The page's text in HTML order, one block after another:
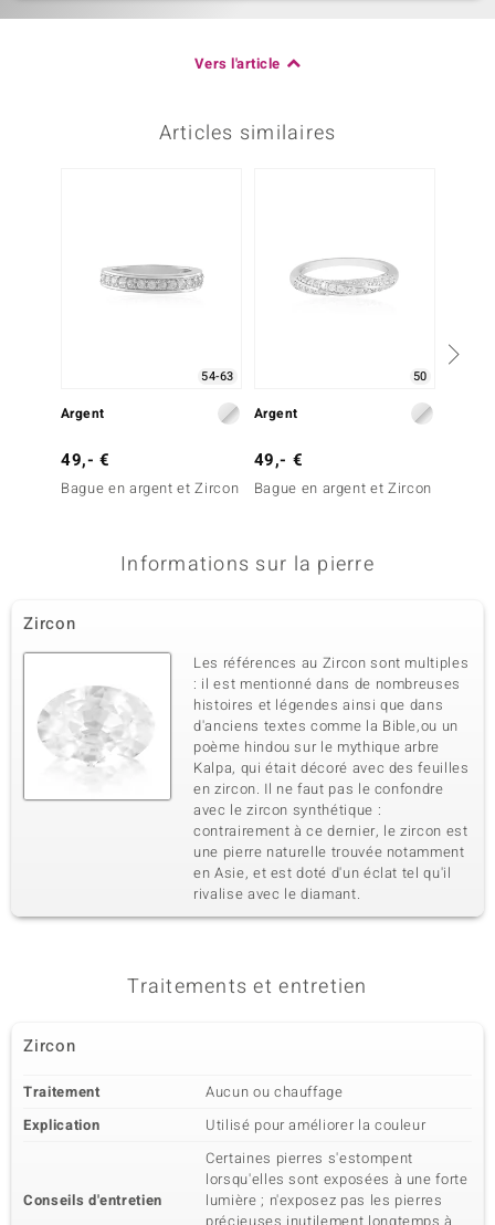
Vers l'article
Articles similaires
54-63
Argent
49,- €
Bague en argent et Zircon
50
Argent
49,- €
Bague en argent et Zircon
Informations sur la pierre
Zircon
Les références au Zircon sont multiples
: il est mentionné dans de nombreuses
histoires et légendes ainsi que dans
d'anciens textes comme la Bible,ou un
poème hindou sur le mythique arbre
Kalpa, qui était décoré avec des feuilles
en zircon. Il ne faut pas le confondre
avec le zircon synthétique :
contrairement à ce dernier, le zircon est
une pierre naturelle trouvée notamment
en Asie, et est doté d'un éclat tel qu'il
rivalise avec le diamant.
Traitements et entretien
Zircon
Traitement
Aucun ou chauffage
Explication
Utilisé pour améliorer la couleur
Conseils d'entretien
Certaines pierres s'estompent
lorsqu'elles sont exposées à une forte
lumière ; n'exposez pas les pierres